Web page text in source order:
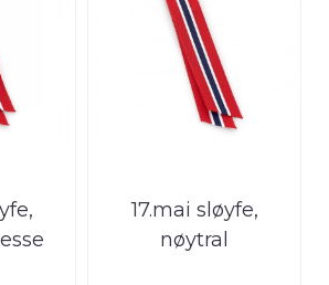
17.mai sløyfe,
nøytral